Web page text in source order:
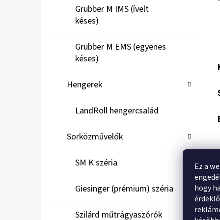
Ez a
hogy
Grubber M IMS (ívelt
késes)
Grubber M EMS (egyenes
késes)
Hengerek
LandRoll hengercsalád
Sorközművelők
SM K széria
Giesinger (prémium) széria
Szilárd műtrágyaszórók